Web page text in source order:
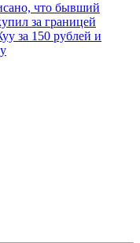
что бывший
за границей
за 150 рублей и